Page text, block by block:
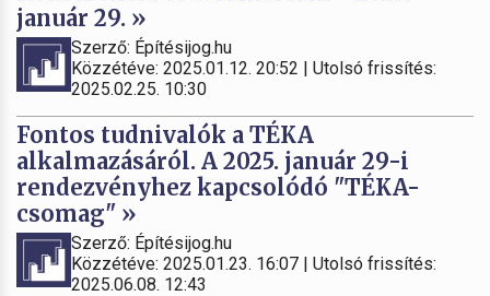
január 29. »
Szerző: Építésijog.hu
Közzétéve: 2025.01.12. 20:52 | Utolsó frissítés:
2025.02.25. 10:30
Fontos tudnivalók a TÉKA
alkalmazásáról. A 2025. január 29-i
rendezvényhez kapcsolódó "TÉKA-
csomag" »
Szerző: Építésijog.hu
Közzétéve: 2025.01.23. 16:07 | Utolsó frissítés:
2025.06.08. 12:43